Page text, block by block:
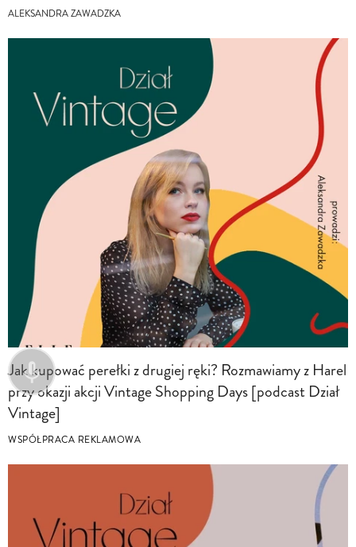
ALEKSANDRA ZAWADZKA
Jak kupować perełki z drugiej ręki? Rozmawiamy z Harel
przy okazji akcji Vintage Shopping Days [podcast Dział
Vintage]
WSPÓŁPRACA REKLAMOWA